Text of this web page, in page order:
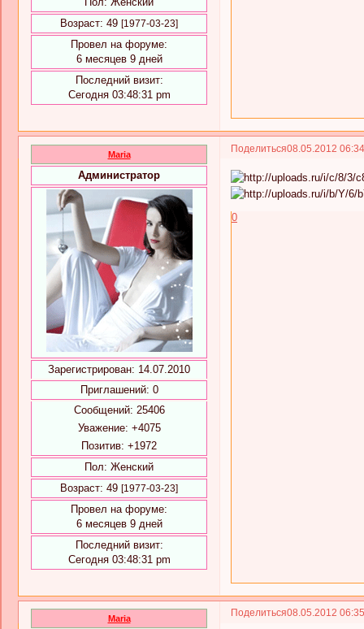
Возраст: 49 [1977-03-23]
Провел на форуме:
6 месяцев 9 дней
Последний визит:
Сегодня 03:48:31 pm
Поделиться08.05.2012
Maria
Администратор
Зарегистрирован: 14.07.2010
Приглашений: 0
Сообщений: 25406
Уважение: +4075
Позитив: +1972
Пол: Женский
Возраст: 49 [1977-03-23]
Провел на форуме:
6 месяцев 9 дней
Последний визит:
Сегодня 03:48:31 pm
0
Поделиться08.05.2012
Maria